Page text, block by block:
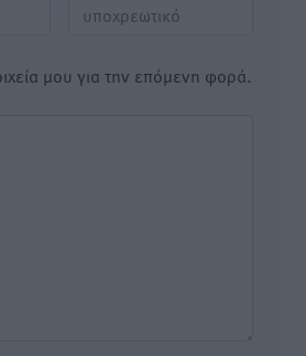
μου για την επόμενη φορά.